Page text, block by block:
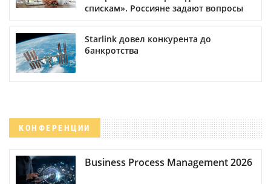
спискам». Россияне задают вопросы
Starlink довел конкурента до
банкротства
КОНФЕРЕНЦИИ
Business Process Management 2026